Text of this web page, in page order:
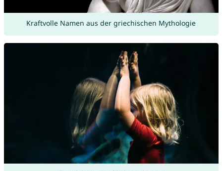
Kraftvolle Namen aus der griechischen Mythologie